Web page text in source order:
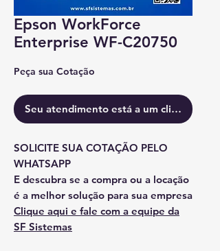
Epson WorkForce
Enterprise WF-C20750
Peça sua Cotação
Seu atendimento está a um clique.
SOLICITE SUA COTAÇÃO PELO
WHATSAPP
E descubra se a compra ou a locação
é a melhor solução para sua empresa
Clique aqui e fale com a equipe da
SF Sistemas